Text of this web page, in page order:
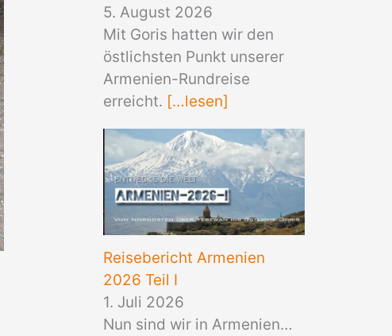
5. August 2026
Mit Goris hatten wir den
östlichsten Punkt unserer
Armenien-Rundreise
erreicht. […lesen]
Reisebericht Armenien
2026 Teil I
1. Juli 2026
Nun sind wir in Armenien…